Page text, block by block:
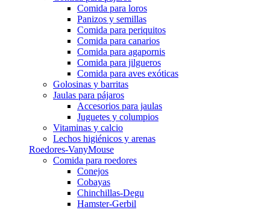
Comida para loros
Panizos y semillas
Comida para periquitos
Comida para canarios
Comida para agapornis
Comida para jilgueros
Comida para aves exóticas
Golosinas y barritas
Jaulas para pájaros
Accesorios para jaulas
Juguetes y columpios
Vitaminas y calcio
Lechos higiénicos y arenas
Roedores-VanyMouse
Comida para roedores
Conejos
Cobayas
Chinchillas-Degu
Hamster-Gerbil